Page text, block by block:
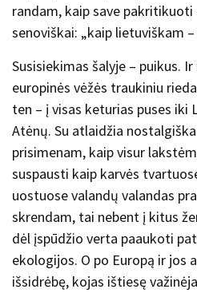
randam, kaip save
senoviškai: „kaip lietuviškam –
Susisiekimas šalyje – puikus.
europinės vėžės traukiniu
ten – į visas keturias puses iki
Atėnų. Su atlaidžia
prisimenam, kaip visur lakstėm
suspausti kaip karvės
uostuose valandų valandas
skrendam, tai nebent į kitus
dėl įspūdžio verta paaukoti
ekologijos. O po Europą ir jos
išsidrėbę, kojas ištiesę